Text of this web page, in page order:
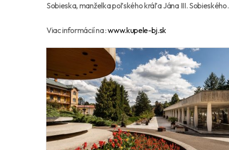
Sobieska, manželka poľského kráľa Jána III. Sobieského.
Viac informácií na :www.kupele-bj.sk